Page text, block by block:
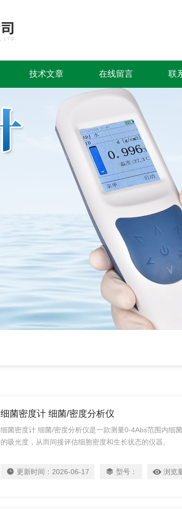
技术文章 在线留言 联
细菌密度计 细菌/密度分析仪
细菌密度计 细菌/密度分析仪是一款测量0-4Abs范围内细
的吸光度，从而间接评估细胞密度和生长状态的仪器。
更新时间： 2026-06-17 型号： 浏览